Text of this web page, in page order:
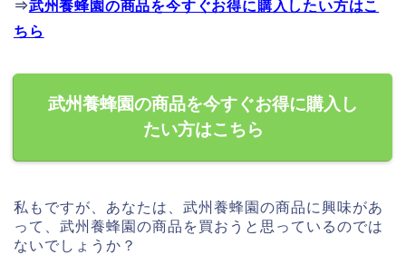
⇒武州養蜂園の商品を今すぐお得に購入したい方はこ
ちら
武州養蜂園の商品を今すぐお得に購入し
たい方はこちら
私もですが、あなたは、武州養蜂園の商品に興味があ
って、武州養蜂園の商品を買おうと思っているのでは
ないでしょうか？